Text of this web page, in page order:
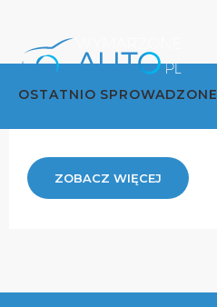
OSTATNIO SPROWADZONE
ZOBACZ WIĘCEJ